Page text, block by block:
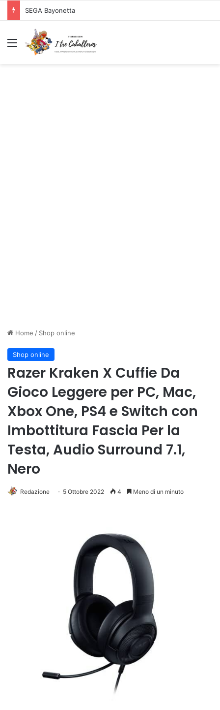
SEGA Bayonetta
Menu
Home / Shop online
Shop online
Razer Kraken X Cuffie Da
Gioco Leggere per PC, Mac,
Xbox One, PS4 e Switch con
Imbottitura Fascia Per la
Testa, Audio Surround 7.1,
Nero
Redazione 5 Ottobre 2022 4 Meno di un minuto